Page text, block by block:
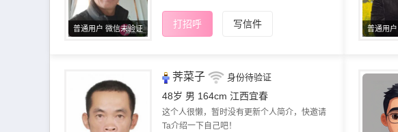
普通用户 微信未验证 打招呼 写信件 普通用
荠菜子 身份待验证
48岁 男 164cm 江西宜春
这个人很懒，暂时没有更新个人简介，快邀请
Ta介绍一下自己吧！